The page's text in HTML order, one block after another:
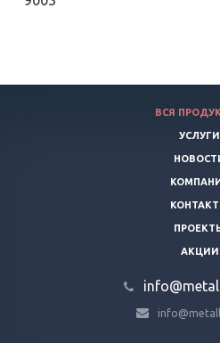
ВСЯ
УСЛУГИ
АКЦИИ